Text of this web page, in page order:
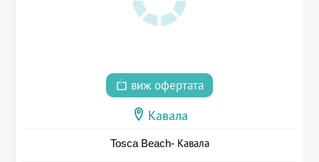
виж офертата
Кавала
Tosca Beach- Кавала